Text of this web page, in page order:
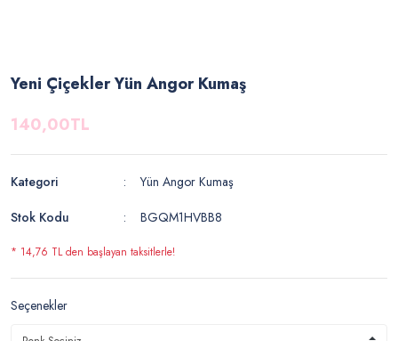
Yeni Çiçekler Yün Angor Kumaş
140,00TL
Kategori
Yün Angor Kumaş
Stok Kodu
BGQM1HVBB8
* 14,76 TL den başlayan taksitlerle!
Seçenekler